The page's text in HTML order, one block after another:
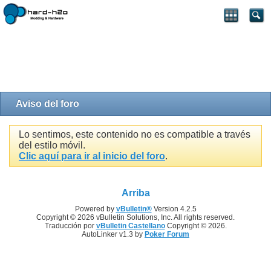
Aviso del foro
Lo sentimos, este contenido no es compatible a través
del estilo móvil.
Clic aquí para ir al inicio del foro.
Arriba
Powered by vBulletin®Version 4.2.5
Copyright © 2026 vBulletin Solutions, Inc. All rights reserved.
Traducción por vBulletin CastellanoCopyright © 2026.
AutoLinker v1.3 by Poker Forum